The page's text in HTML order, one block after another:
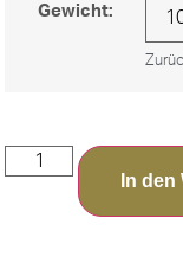
Gewicht:
In